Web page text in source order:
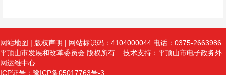
网站地图 | 版权声明 | 网站标识码：4104000044 电话：0375-2663986
平顶山市发展和改革委员会 版权所有 技术支持：平顶山市电子政务外
网运维中心
ICP证号：豫ICP备05017763号-3